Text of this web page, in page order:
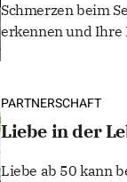
Schmerzen beim
erkennen und Ihre
PARTNERSCHAFT
Liebe in der
Liebe ab 50 kann